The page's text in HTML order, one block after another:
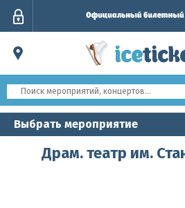
Выбрать мероприятие
Драм. театр им.